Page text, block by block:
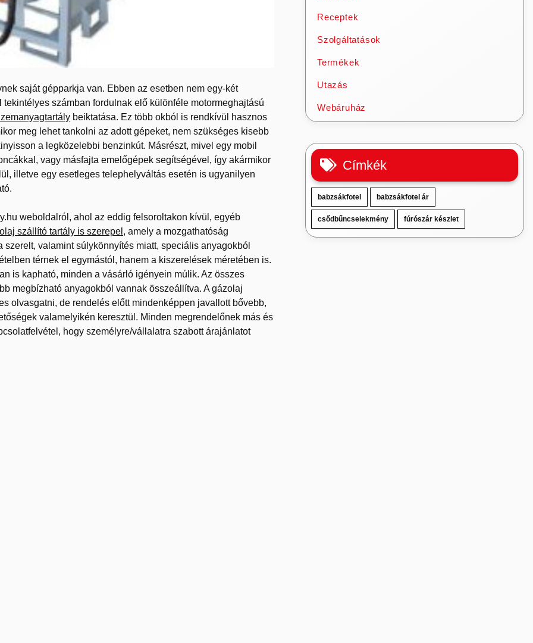
saját gépparkja van. Ebben az esetben nem egy-két
számban fordulnak elő különféle motormeghajtású
beiktatása. Ez több okból is rendkívül hasznos
meg lehet tankolni az adott gépeket, nem szükséges kisebb
a legközelebbi benzinkút. Másrészt, mivel egy mobil
vagy másfajta emelőgépek segítségével, így akármikor
illetve egy esetleges telephelyváltás esetén is ugyanilyen
weboldalról, ahol az eddig felsoroltakon kívül, egyéb
szállító tartály is szerepel , amely a mozgathatóság
valamint súlykönnyítés miatt, speciális anyagokból
térnek el egymástól, hanem a kiszerelések méretében is.
is kapható, minden a vásárló igényein múlik. Az összes
megbízható anyagokból vannak összeállítva. A gázolaj
olvasgatni, de rendelés előtt mindenképpen javallott bővebb,
valamelyikén keresztül. Minden megrendelőnek más és
hogy személyre/vállalatra szabott árajánlatot
Receptek
Szolgáltatások
Termékek
Utazás
Webáruház
Címkék
babzsákfotel babzsákfotel ár
csődbűncselekmény fúrószár készlet